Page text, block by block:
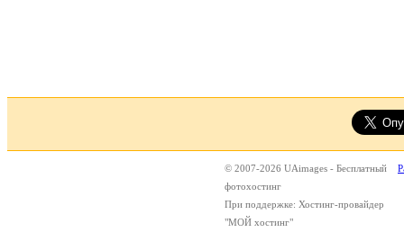
© 2007-2026 UAimages - Бесплатный
фотохостинг
При поддержке: Хостинг-провайдер
"МОЙ хостинг"